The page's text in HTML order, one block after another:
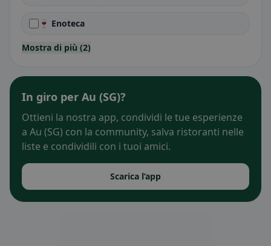
🍷 Enoteca
Mostra di più (2)
In giro per Au (SG)?
Ottieni la nostra app, condividi le tue esperienze
a Au (SG) con la community, salva ristoranti nelle
liste e condividili con i tuoi amici.
Scarica l’app